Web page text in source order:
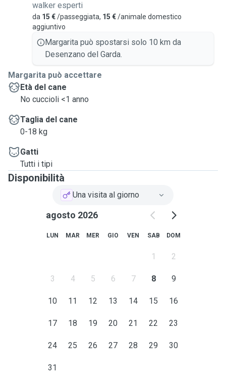
walker esperti
da 15 €/passeggiata, 15 €/animale domestico
aggiuntivo
Margarita può spostarsi solo 10 km da
Desenzano del Garda.
Margarita può accettare
Età del cane
No cuccioli <1 anno
Taglia del cane
0-18 kg
Gatti
Tutti i tipi
Disponibilità
Una visita al giorno
agosto 2026
LUN MAR MER GIO VEN SAB DOM
1 2
3 4 5 6 7 8 9
10 11 12 13 14 15 16
17 18 19 20 21 22 23
24 25 26 27 28 29 30
31